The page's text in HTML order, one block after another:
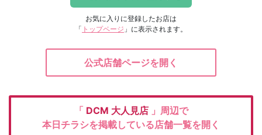
お気に入りに登録したお店は
「 トップページ 」に表示されます。
公式店舗ページを開く
「 DCM 大人見店 」周辺で
本日チラシを掲載している店舗一覧を開く